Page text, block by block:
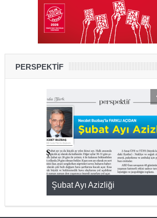
PERSPEKTİF
Şubat Ayı Azizliği